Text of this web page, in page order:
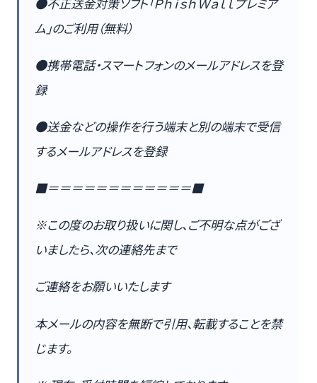
ム」のご利用（無料）
●携帯電話・スマートフォンのメールアドレスを登
録
●送金などの操作を行う端末と別の端末で受信
するメールアドレスを登録
■＝＝＝＝＝＝＝＝＝＝＝＝■
※この度のお取り扱いに関し、ご不明な点がござ
いましたら、次の連絡先まで
ご連絡をお願いいたします
本メールの内容を無断で引用、転載することを禁
じます。